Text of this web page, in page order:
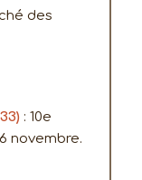
des
: 10e
novembre.